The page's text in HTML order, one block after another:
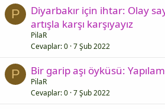
P
Diyarbakır için ihtar: Olay
artışla karşı karşıyayız
PilaR
Cevaplar 0 7 Şub 2022
P Bir garip aşı öyküsü:
PilaR
Cevaplar 0 7 Şub 2022